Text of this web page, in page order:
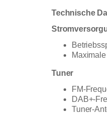
Technische
Tuner
FM-
DAB+-
Tuner-